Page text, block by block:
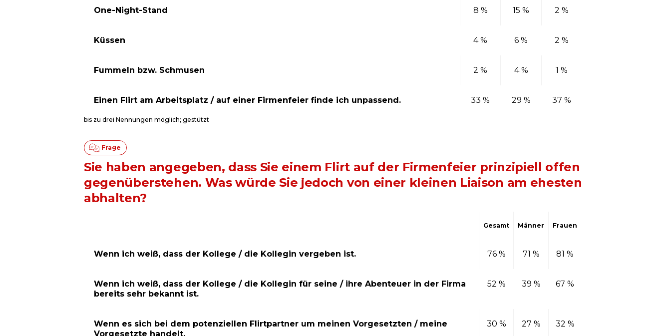
One-Night-Stand 8 % 15 % 2 %
Küssen 4 % 6 % 2 %
Fummeln bzw. Schmusen 2 % 4 % 1 %
Einen Flirt am Arbeitsplatz / auf einer Firmenfeier finde ich unpassend. 33 % 29 % 37 %
bis zu drei Nennungen möglich; gestützt
Sie haben angegeben, dass Sie einem Flirt auf der Firmenfeier prinzipiell offen
gegenüberstehen. Was würde Sie jedoch von einer kleinen Liaison am ehesten
abhalten?
Gesamt Männer Frauen
Wenn ich weiß, dass der Kollege / die Kollegin vergeben ist. 76 % 71 % 81 %
Wenn ich weiß, dass der Kollege / die Kollegin für seine / ihre Abenteuer in der Firma
bereits sehr bekannt ist.
52 % 39 % 67 %
Wenn es sich bei dem potenziellen Flirtpartner um meinen Vorgesetzten / meine
Vorgesetzte handelt.
30 % 27 % 32 %